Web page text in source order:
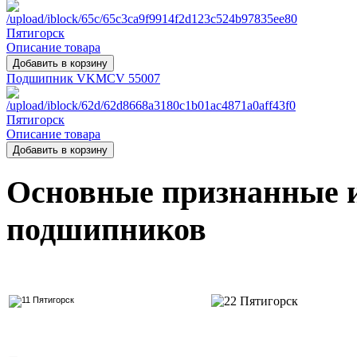
Описание товара
Подшипник VKMСV 55007
Описание товара
Основные признанные
подшипников